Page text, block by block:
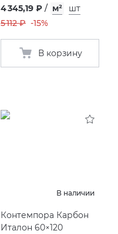
4 345,19 ₽ / м²
шт
5 112 ₽ -15%
В корзину
В наличии
Контемпора Карбон
Италон 60×120